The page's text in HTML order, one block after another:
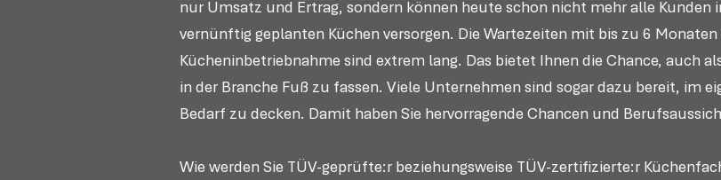
nur Umsatz und Ertrag, sondern können heute schon nicht mehr alle Kunden
vernünftig geplanten Küchen versorgen. Die Wartezeiten mit bis zu 6
Kücheninbetriebnahme sind extrem lang. Das bietet Ihnen die Chance, auch
in der Branche Fuß zu fassen. Viele Unternehmen sind sogar dazu bereit, im
Bedarf zu decken. Damit haben Sie hervorragende Chancen und
Wie werden Sie TÜV-geprüfte:r beziehungsweise TÜV-zertifizierte:r